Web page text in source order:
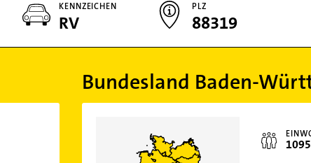
KENNZEICHEN
RV
PLZ
88319
Bundesland Baden-